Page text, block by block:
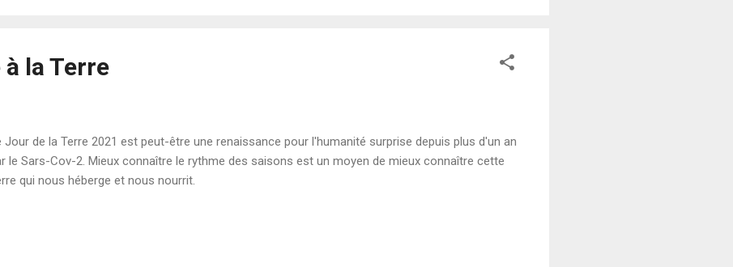
la Terre
Jour de la Terre 2021 est peut-être une renaissance pour l'humanité surprise depuis plus d'un an
le Sars-Cov-2. Mieux connaître le rythme des saisons est un moyen de mieux connaître cette
qui nous héberge et nous nourrit.